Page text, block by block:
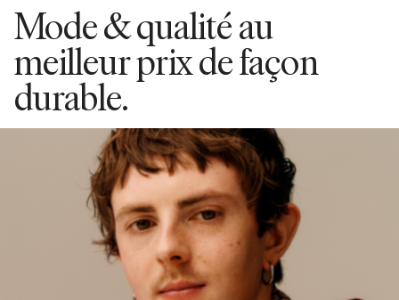
Mode & qualité au
meilleur prix de façon
durable.